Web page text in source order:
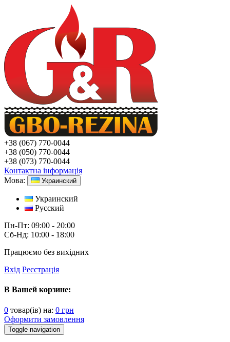
+38 (067) 770-0044
+38 (050) 770-0044
+38 (073) 770-0044
Контактна інформація
Мова:
Украинский
Украинский
Русский
Пн-Пт: 09:00 - 20:00
Сб-Нд: 10:00 - 18:00
Працюємо без вихідних
Вхід Реєстрація
В Вашей корзине:
0 товар(ів) на: 0 грн
Оформити замовлення
Toggle navigation